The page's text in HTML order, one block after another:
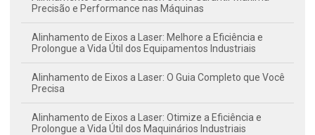
Precisão e Performance nas Máquinas
Alinhamento de Eixos a Laser: Melhore a Eficiência e
Prolongue a Vida Útil dos Equipamentos Industriais
Alinhamento de Eixos a Laser: O Guia Completo que Você
Precisa
Alinhamento de Eixos a Laser: Otimize a Eficiência e
Prolongue a Vida Útil dos Maquinários Industriais